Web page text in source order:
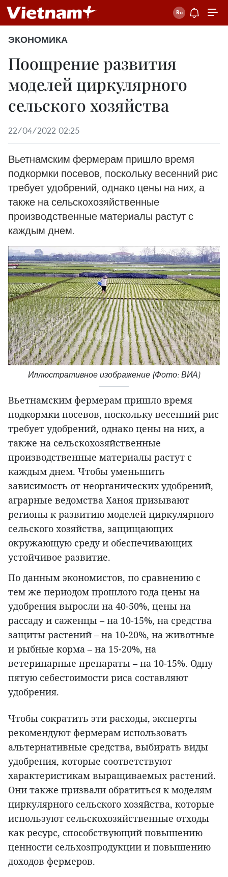
ЭКОНОМИКА
Поощрение развития
моделей циркулярного
сельского хозяйства
22/04/2022 02:25
Вьетнамским фермерам пришло время
подкормки посевов, поскольку весенний рис
требует удобрений, однако цены на них, а
также на сельскохозяйственные
производственные материалы растут с
каждым днем.
Иллюстративное изображение (Фото: ВИА)
Вьетнамским фермерам пришло время
подкормки посевов, поскольку весенний рис
требует удобрений, однако цены на них, а
также на сельскохозяйственные
производственные материалы растут с
каждым днем. Чтобы уменьшить
зависимость от неорганических удобрений,
аграрные ведомства Ханоя призывают
регионы к развитию моделей циркулярного
сельского хозяйства, защищающих
окружающую среду и обеспечивающих
устойчивое развитие.
По данным экономистов, по сравнению с
тем же периодом прошлого года цены на
удобрения выросли на 40-50%, цены на
рассаду и саженцы – на 10-15%, на средства
защиты растений – на 10-20%, на животные
и рыбные корма – на 15-20%, на
ветеринарные препараты – на 10-15%. Одну
пятую себестоимости риса составляют
удобрения.
Чтобы сократить эти расходы, эксперты
рекомендуют фермерам использовать
альтернативные средства, выбирать виды
удобрения, которые соответствуют
характеристикам выращиваемых растений.
Они также призвали обратиться к моделям
циркулярного сельского хозяйства, которые
используют сельскохозяйственные отходы
как ресурс, способствующий повышению
ценности сельхозпродукции и повышению
доходов фермеров.